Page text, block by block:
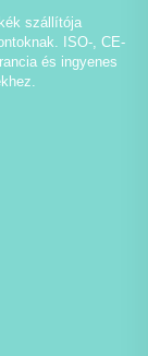
szállítója
ISO-, CE-
és ingyenes